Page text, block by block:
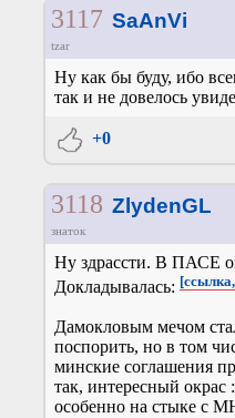
3117 SaAnVi
tzar
Ну как бы буду, ибо
так и не довелось
+0
3118 ZlydenGL
знаток
Ну здрассти. В ПАСЕ
Докладывалась:
Дамокловым мечом
поспорить, но в том
минские соглашения
так, интересный
особенно на стыке с